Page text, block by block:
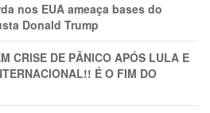
nos EUA ameaça bases do
Donald Trump
CRlSE DE PÂNlCO APÓS LULA E
É O FIM DO